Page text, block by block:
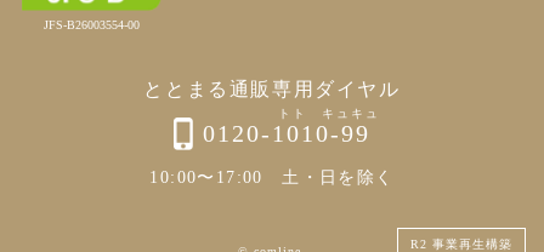
JFS-B26003554-00
ととまる通販専用ダイヤル
0120-1010-99
10:00〜17:00 土・日を除く
R2 事業再生構築